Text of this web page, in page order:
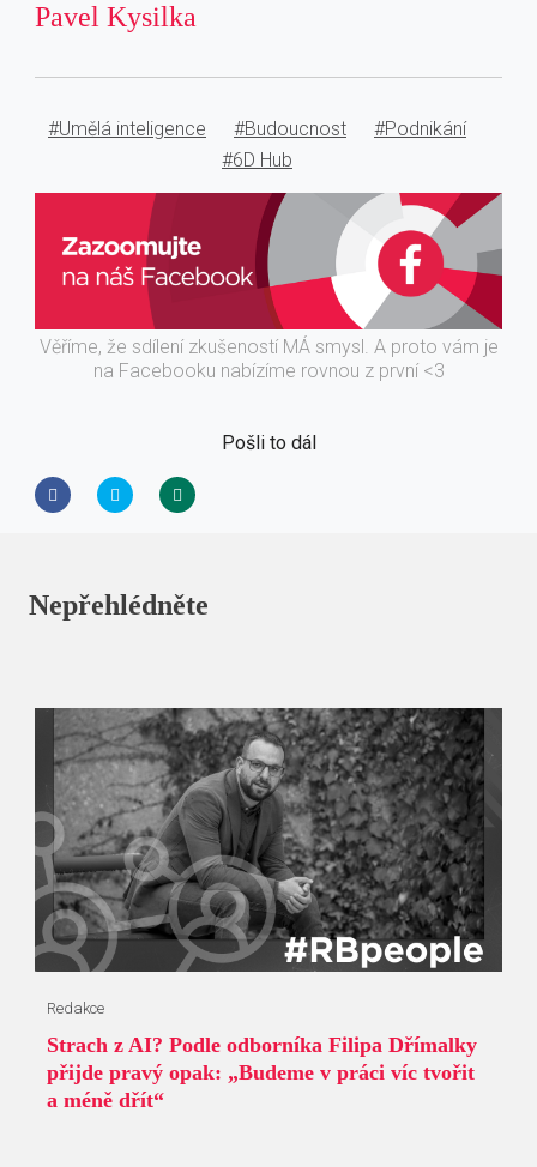
Pavel Kysilka
#Umělá inteligence #Budoucnost
#Podnikání
#6D Hub
Věříme, že sdílení zkušeností MÁ smysl. A proto vám je
na Facebooku nabízíme rovnou z první <3
Pošli to dál
Nepřehlédněte
Redakce
Strach z AI? Podle odborníka Filipa Dřímalky
přijde pravý opak: „Budeme v práci víc tvořit
a méně dřít“